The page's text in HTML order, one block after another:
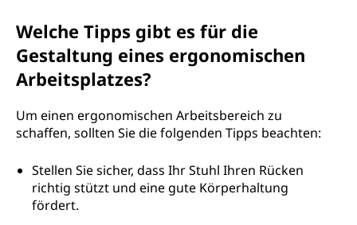
Welche Tipps gibt es für die
Gestaltung eines ergonomischen
Arbeitsplatzes?
Um einen ergonomischen Arbeitsbereich zu
schaffen, sollten Sie die folgenden Tipps beachten:
Stellen Sie sicher, dass Ihr Stuhl Ihren Rücken
richtig stützt und eine gute Körperhaltung
fördert.